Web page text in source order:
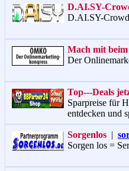
D.AI.SY-
D.AI.SY-
Mach mit
Der
Top‑--Deals
Sparpreise für
entdecken und
Sorgenlos |
Sorgen los =